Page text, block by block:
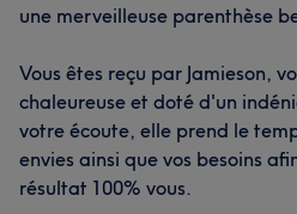
une merveilleuse parenthèse
Vous êtes reçu par Jamieson,
chaleureuse et doté d'un
votre écoute, elle prend le
envies ainsi que vos besoins
résultat 100% vous.